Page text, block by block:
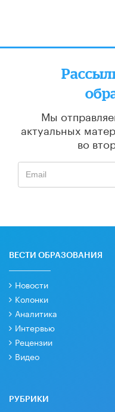
Мы
актуальных
во
ВЕСТИ ОБРАЗОВАНИЯ
Новости
Колонки
Аналитика
Интервью
Рецензии
Видео
РУБРИКИ